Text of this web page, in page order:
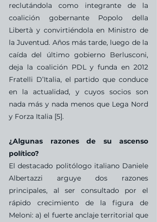
reclutándola como integrante de la
coalición gobernante Popolo della
Libertà y convirtiéndola en Ministro de
la Juventud. Años más tarde, luego de la
caída del último gobierno Berlusconi,
deja la coalición PDL y funda en 2012
Fratelli D’Italia, el partido que conduce
en la actualidad, y cuyos socios son
nada más y nada menos que Lega Nord
y Forza Italia [5].
¿Algunas razones de su ascenso
político?
El destacado politólogo italiano Daniele
Albertazzi arguye dos razones
principales, al ser consultado por el
rápido crecimiento de la figura de
Meloni: a) el fuerte anclaje territorial que